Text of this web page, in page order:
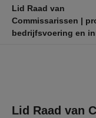
Lid Raad van
Commissarissen |
bedrijfsvoering en
Lid Raad van